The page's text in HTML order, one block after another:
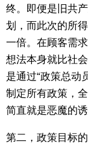
终。即便是旧共
划，而此次的所
一倍。在顾客需
想法本身就比社
是通过“政策总动
制定所有政策，
简直就是恶魔的诱
第二，政策目标